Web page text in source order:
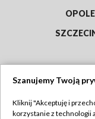
OPOLE
Szanujemy Twoją
Kliknij "Akceptuję i
korzystanie z technologii